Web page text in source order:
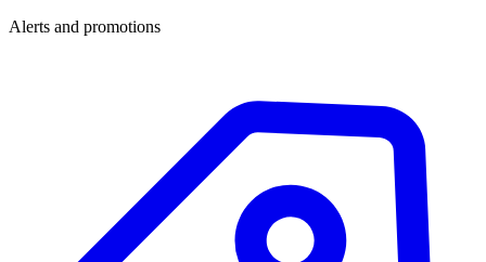
Alerts and promotions